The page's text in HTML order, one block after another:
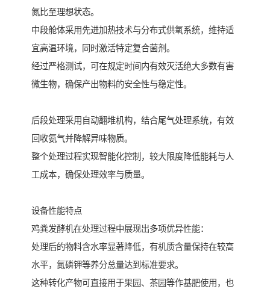
氮比至理想状态。
中段舱体采用先进加热技术与分布式供氧系统，维持适
宜高温环境，同时激活特定复合菌剂。
经过严格测试，可在规定时间内有效灭活绝大多数有害
微生物，确保产出物料的安全性与稳定性。
后段处理采用自动翻堆机构，结合尾气处理系统，有效
回收氨气并降解异味物质。
整个处理过程实现智能化控制，较大限度降低能耗与人
工成本，确保处理效率与质量。
设备性能特点
鸡粪发酵机在处理过程中展现出多项优异性能：
处理后的物料含水率显著降低，有机质含量保持在较高
水平，氮磷钾等养分总量达到标准要求。
这种转化产物可直接用于果园、茶园等作基肥使用，也